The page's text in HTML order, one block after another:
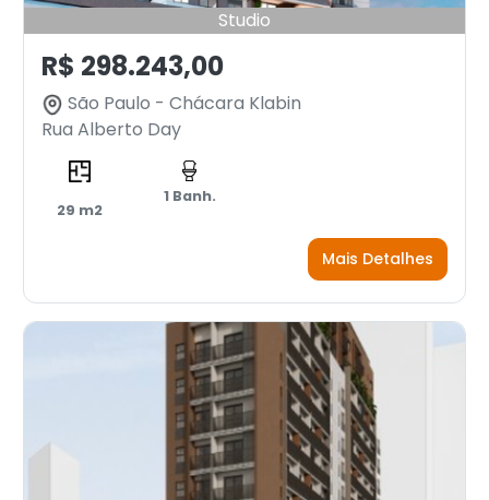
Studio
R$ 298.243,00
São Paulo - Chácara Klabin
Rua Alberto Day
29 m2
1 Banh.
Mais Detalhes